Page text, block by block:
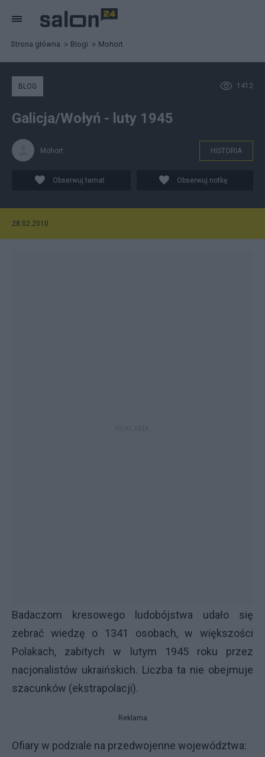
Strona główna Blogi Mohort
1412
BLOG
Galicja/Wołyń - luty 1945
Mohort HISTORIA
Obserwuj temat Obserwuj notkę
28.02.2010
Badaczom kresowego ludobójstwa udało się
zebrać wiedzę o 1341 osobach, w większości
Polakach, zabitych w lutym 1945 roku przez
nacjonalistów ukraińskich. Liczba ta nie obejmuje
szacunków (ekstrapolacji).
Reklama
Ofiary w podziale na przedwojenne województwa: